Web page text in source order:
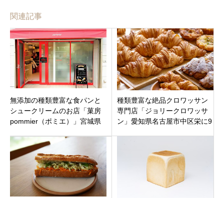
関連記事
無添加の種類豊富な食パンと
シュークリームのお店「菓房
pommier（ポミエ）」宮城県
（月）オープン
種類豊富な絶品クロワッサン
専門店「ジョリークロワッサ
ン」愛知県名古屋市中区栄に9